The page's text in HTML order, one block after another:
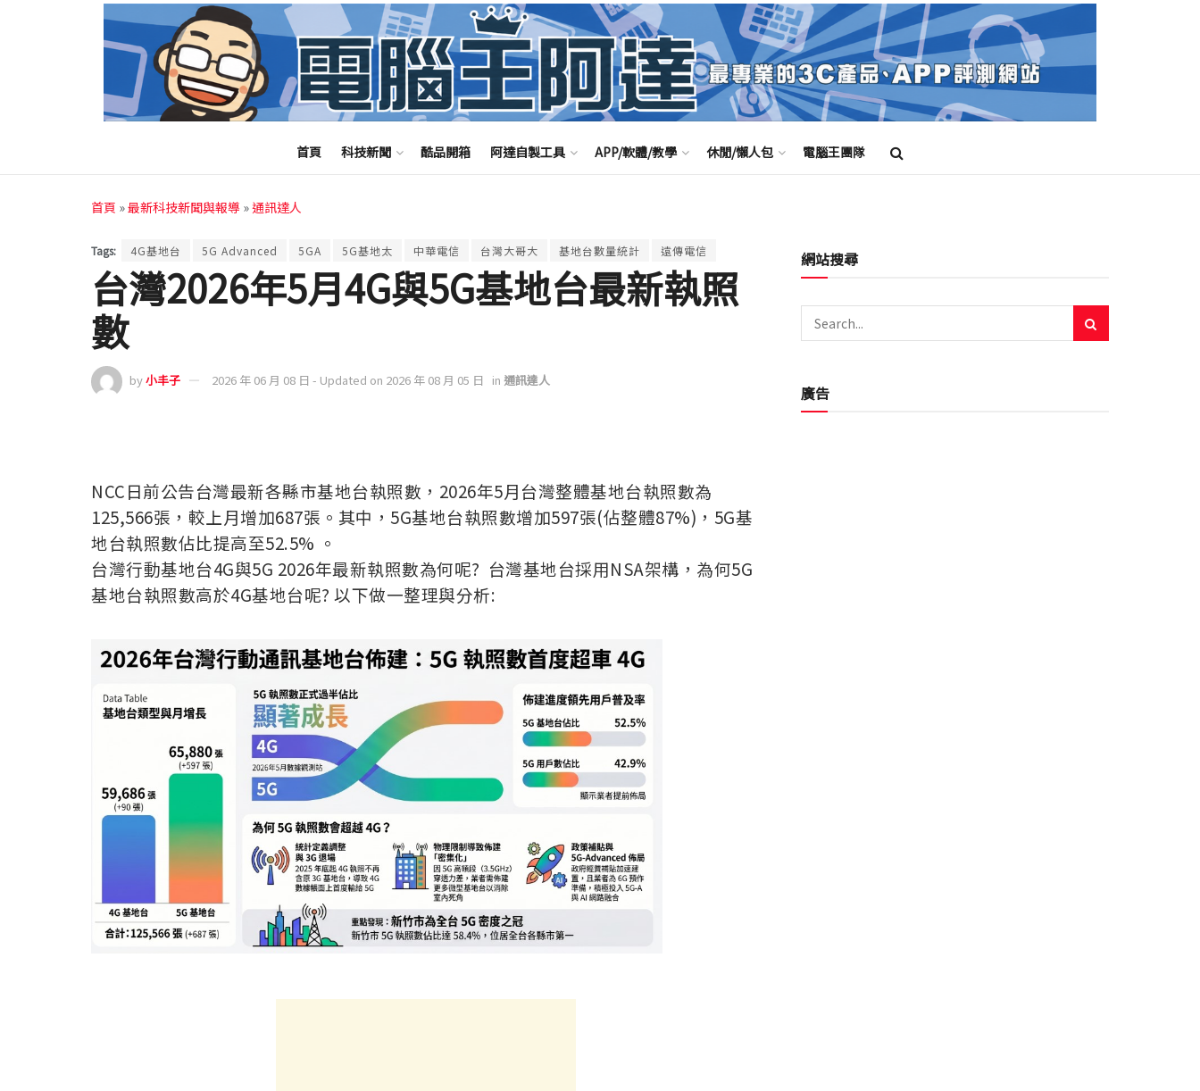
首頁 科技新聞 酷品開箱 阿達自製工具 APP/軟體/教學 休閒/懶人包 電腦王團隊
首頁 »最新科技新聞與報導 »通訊達人
Tags: 4G基地台 5G Advanced 5GA 5G基地太 中華電信 台灣大哥大 基地台數量統計 遠傳電信
台灣2026年5月4G與5G基地台最新執照
數
by小丰子 2026 年 06 月 08 日 - Updated on 2026 年 08 月 05 日 in 通訊達人
NCC日前公告台灣最新各縣市基地台執照數 ，2026年5月台灣整體基地台執照數為
125,566張，較上月增加687張。其中，5G基地台執照數增加597張(佔整體87%)，5G基
地台執照數佔比提高至52.5% 。
台灣行動基地台4G與5G 2026年最新執照數為何呢? 台灣基地台採用NSA架構，為何5G
基地台執照數高於4G基地台呢? 以下做一整理與分析:
網站搜尋
廣告